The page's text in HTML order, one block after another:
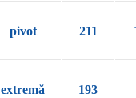
pivot 211
extremă 193